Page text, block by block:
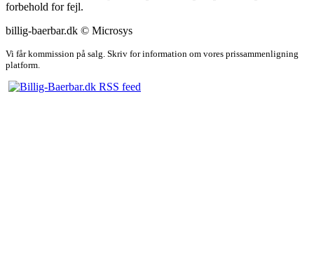
forbehold for fejl.
billig-baerbar.dk © Microsys
Vi får kommission på salg. Skriv for information om vores prissammenligning
platform.